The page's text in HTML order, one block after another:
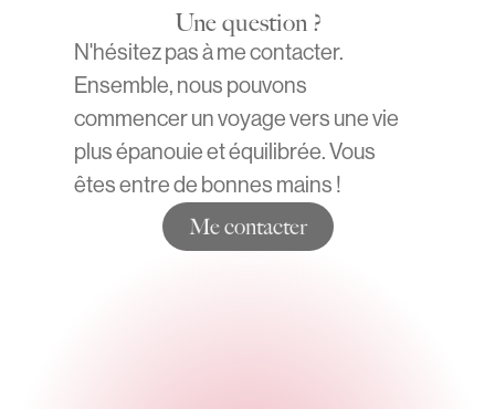
Une question ?
N'hésitez pas à me contacter.
Ensemble, nous pouvons
commencer un voyage vers une vie
plus épanouie et équilibrée. Vous
êtes entre de bonnes mains !
Me contacter